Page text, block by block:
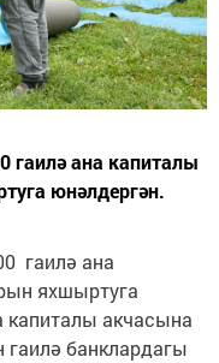
гаилә ана капиталы
юнәлдергән.
гаилә ана
яхшыртуга
капиталы акчасына
гаилә банклардагы